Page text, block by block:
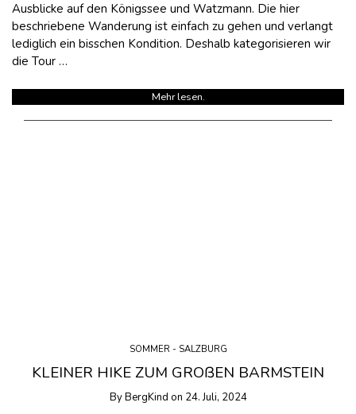
Ausblicke auf den Königssee und Watzmann. Die hier
beschriebene Wanderung ist einfach zu gehen und verlangt
lediglich ein bisschen Kondition. Deshalb kategorisieren wir
die Tour …
Mehr lesen.
SOMMER - SALZBURG
KLEINER HIKE ZUM GROßEN BARMSTEIN
ByBergKind on 24. Juli, 2024